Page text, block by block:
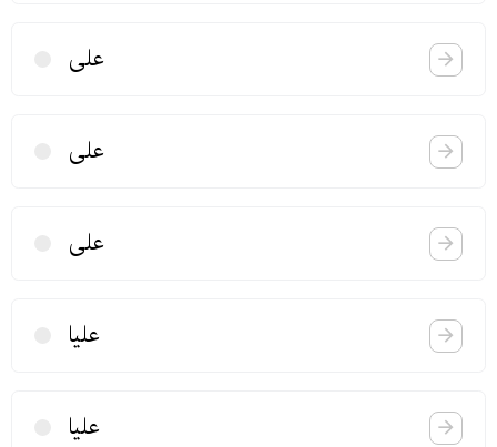
علی
علی
علی
علیا
علیا